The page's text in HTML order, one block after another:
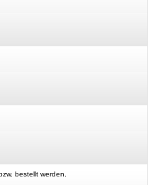
bestellt werden.